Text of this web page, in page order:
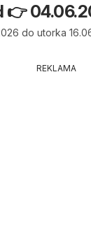
👉
do utorka
REKLAMA